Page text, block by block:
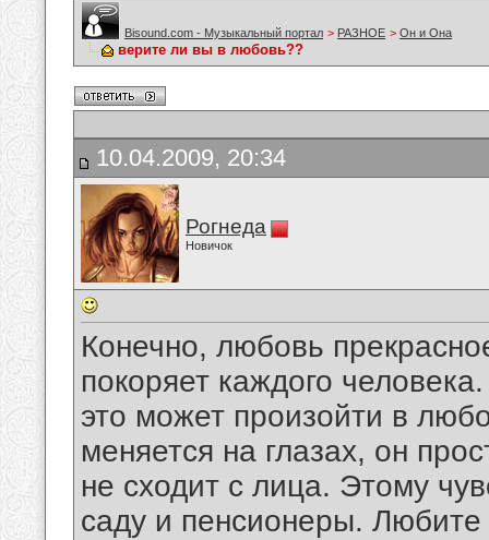
Bisound.com - Музыкальный портал > РАЗНОЕ > Он и Она
верите ли вы в любовь??
10.04.2009, 20:34
Рогнеда
Новичок
Конечно, любовь
покоряет каждого
это может произойти в
меняется на глазах, он
не сходит с лица. Этому
саду и пенсионеры.